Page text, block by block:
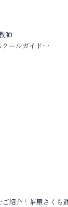
師
クールガイド…
紹介！茶屋さくら